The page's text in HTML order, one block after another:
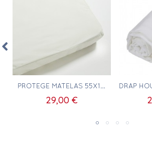
Aperçu rapide PROTÈGE MATELAS 55X110
29,00 €